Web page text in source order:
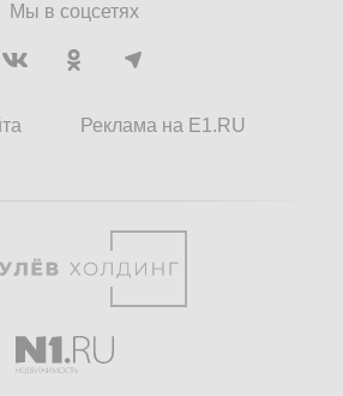
Мы в соцсетях
Реклама на E1.RU